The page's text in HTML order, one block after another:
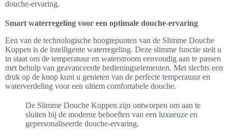
douche-ervaring.
Smart waterregeling voor een optimale douche-ervaring
Een van de technologische hoogtepunten van de Slimme Douche
Koppen is de intelligente waterregeling. Deze slimme functie stelt u
in staat om de temperatuur en waterstroom eenvoudig aan te passen
met behulp van geavanceerde bedieningselementen. Met slechts een
druk op de knop kunt u genieten van de perfecte temperatuur en
waterverdeling voor een ultiem comfortabele douche.
De Slimme Douche Koppen zijn ontworpen om aan te
sluiten bij de moderne behoeften van een luxueuze en
gepersonaliseerde douche-ervaring.